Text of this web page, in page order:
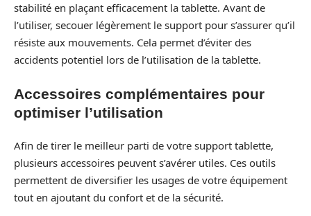
stabilité en plaçant efficacement la tablette. Avant de
l’utiliser, secouer légèrement le support pour s’assurer qu’il
résiste aux mouvements. Cela permet d’éviter des
accidents potentiel lors de l’utilisation de la tablette.
Accessoires complémentaires pour
optimiser l’utilisation
Afin de tirer le meilleur parti de votre support tablette,
plusieurs accessoires peuvent s’avérer utiles. Ces outils
permettent de diversifier les usages de votre équipement
tout en ajoutant du confort et de la sécurité.